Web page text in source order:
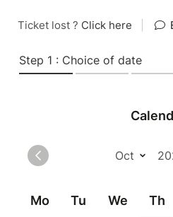
Ticket lost ? Click here
Step 1 : Choice of date
Mo Tu We Th